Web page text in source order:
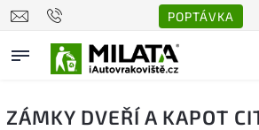
POPTÁVKA
ZÁMKY DVEŘÍ A KAPOT